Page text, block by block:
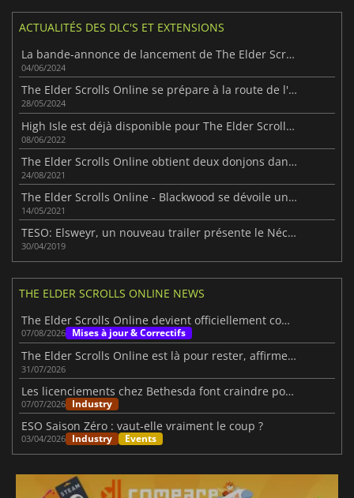
ACTUALITÉS DES DLC'S ET EXTENSIONS
La bande-annonce de lancement de The Elder Scrolls Online : Gold Road dévoilée
04/06/2024
The Elder Scrolls Online se prépare à la route de l'or
28/05/2024
High Isle est déjà disponible pour The Elder Scrolls Online
08/06/2022
The Elder Scrolls Online obtient deux donjons dans un nouveau DLC
24/08/2021
The Elder Scrolls Online - Blackwood se dévoile un peu plus
14/05/2021
TESO: Elsweyr, un nouveau trailer présente le Nécromancien
30/04/2019
THE ELDER SCROLLS ONLINE NEWS
The Elder Scrolls Online devient officiellement compatible avec Steam Deck
07/08/2026 Mises à jour & Correctifs
The Elder Scrolls Online est là pour rester, affirme Nick Giacomini
31/07/2026
Les licenciements chez Bethesda font craindre pour ses jeux à venir
07/07/2026 Industry
ESO Saison Zéro : vaut-elle vraiment le coup ?
03/04/2026 Industry Events